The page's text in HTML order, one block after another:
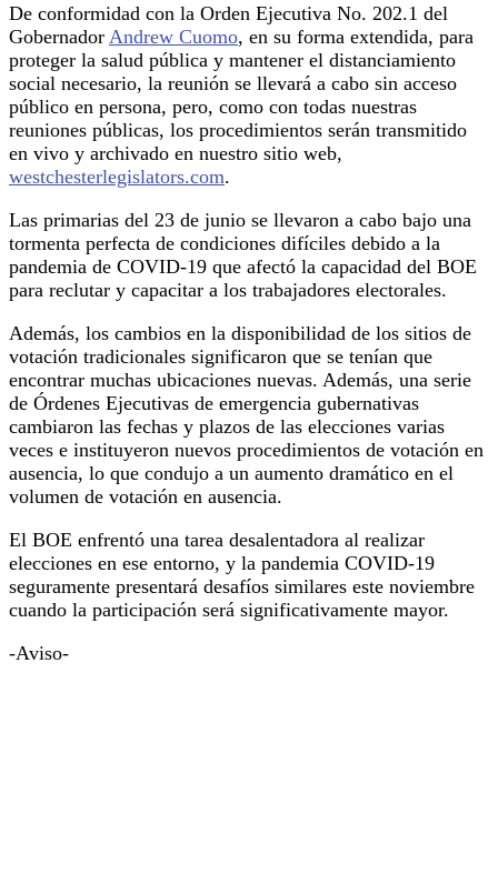
De conformidad con la Orden Ejecutiva No. 202.1 del
Gobernador Andrew Cuomo, en su forma extendida, para
proteger la salud pública y mantener el distanciamiento
social necesario, la reunión se llevará a cabo sin acceso
público en persona, pero, como con todas nuestras
reuniones públicas, los procedimientos serán transmitido
en vivo y archivado en nuestro sitio web,
westchesterlegislators.com.
Las primarias del 23 de junio se llevaron a cabo bajo una
tormenta perfecta de condiciones difíciles debido a la
pandemia de COVID-19 que afectó la capacidad del BOE
para reclutar y capacitar a los trabajadores electorales.
Además, los cambios en la disponibilidad de los sitios de
votación tradicionales significaron que se tenían que
encontrar muchas ubicaciones nuevas. Además, una serie
de Órdenes Ejecutivas de emergencia gubernativas
cambiaron las fechas y plazos de las elecciones varias
veces e instituyeron nuevos procedimientos de votación en
ausencia, lo que condujo a un aumento dramático en el
volumen de votación en ausencia.
El BOE enfrentó una tarea desalentadora al realizar
elecciones en ese entorno, y la pandemia COVID-19
seguramente presentará desafíos similares este noviembre
cuando la participación será significativamente mayor.
-Aviso-